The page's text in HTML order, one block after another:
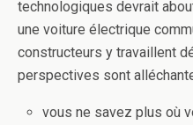
technologiques devrait
une voiture électrique
constructeurs y travaillent
perspectives sont
vous ne savez plus où